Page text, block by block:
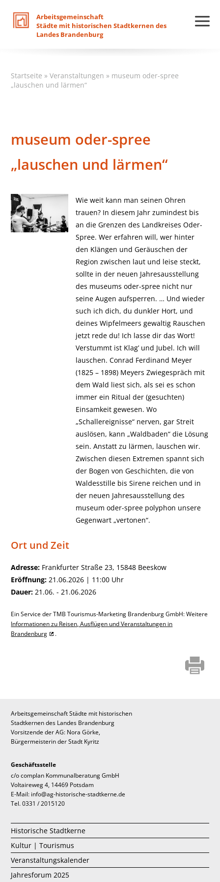
Arbeitsgemeinschaft
Städte mit historischen Stadtkernen des
Landes Brandenburg
Startseite »Veranstaltungen » museum oder-spree
„lauschen und lärmen“
museum oder-spree
„lauschen und lärmen“
Wie weit kann man seinen Ohren
trauen? In diesem Jahr zumindest bis
an die Grenzen des Landkreises Oder-
Spree. Wer erfahren will, wer hinter
den Klängen und Geräuschen der
Region zwischen laut und leise steckt,
sollte in der neuen Jahresausstellung
des museums oder-spree nicht nur
seine Augen aufsperren. … Und wieder
such ich dich, du dunkler Hort, und
deines Wipfelmeers gewaltig Rauschen
jetzt rede du! Ich lasse dir das Wort!
Verstummt ist Klag’ und Jubel. Ich will
lauschen. Conrad Ferdinand Meyer
(1825 – 1898) Meyers Zwiegespräch mit
dem Wald liest sich, als sei es schon
immer ein Ritual der (gesuchten)
Einsamkeit gewesen. Wo
„Schallereignisse“ nerven, gar Streit
auslösen, kann „Waldbaden“ die Lösung
sein. Anstatt zu lärmen, lauschen wir.
Zwischen diesen Extremen spannt sich
der Bogen von Geschichten, die von
Waldesstille bis Sirene reichen und in
der neuen Jahresausstellung des
museum oder-spree polyphon unsere
Gegenwart „vertonen“.
Ort und Zeit
Adresse: Frankfurter Straße 23, 15848 Beeskow
Eröffnung: 21.06.2026 | 11:00 Uhr
Dauer: 21.06. - 21.06.2026
Ein Service der TMB Tourismus-Marketing Brandenburg GmbH: Weitere
Informationen zu Reisen, Ausflügen und Veranstaltungen in
Brandenburg
.
Arbeitsgemeinschaft Städte mit historischen
Stadtkernen des Landes Brandenburg
Vorsitzende der AG: Nora Görke,
Bürgermeisterin der Stadt Kyritz
Geschäftsstelle
c/o complan Kommunalberatung GmbH
Voltaireweg 4, 14469 Potsdam
E-Mail: info@ag-historische-stadtkerne.de
Tel. 0331 / 2015120
Historische Stadtkerne
Kultur | Tourismus
Veranstaltungskalender
Jahresforum 2025